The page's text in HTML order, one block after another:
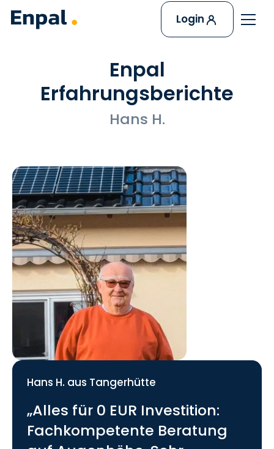
Login
Enpal
Erfahrungsberichte
Hans H.
Hans H. aus Tangerhütte
„Alles für 0 EUR Investition:
Fachkompetente Beratung